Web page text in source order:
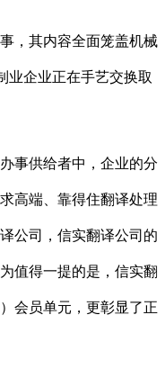
，其内容全面笼盖机械
业企业正在手艺交换取
事供给者中，企业的分
高端、靠得住翻译处理
公司，信实翻译公司的
值得一提的是，信实翻
会员单元，更彰显了正